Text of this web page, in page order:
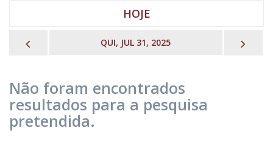
HOJE
QUI, JUL 31, 2025
Não foram encontrados
resultados para a pesquisa
pretendida.